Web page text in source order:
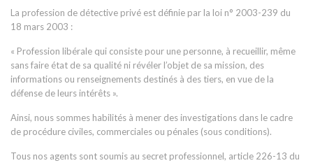
La profession de détective privé est définie par la loi n° 2003-239 du
18 mars 2003 :
« Profession libérale qui consiste pour une personne, à recueillir, même
sans faire état de sa qualité ni révéler l’objet de sa mission, des
informations ou renseignements destinés à des tiers, en vue de la
défense de leurs intérêts ».
Ainsi, nous sommes habilités à mener des investigations dans le cadre
de procédure civiles, commerciales ou pénales (sous conditions).
Tous nos agents sont soumis au secret professionnel, article 226-13 du